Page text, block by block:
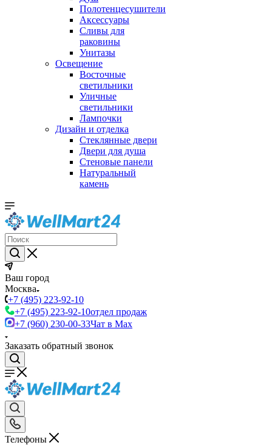
Полотенцесушители
Аксессуары
Сливы для
раковины
Унитазы
Освещение
Восточные
светильники
Уличные
светильники
Лампочки
Дизайн и отделка
Стеклянные двери
Двери для душа
Стеновые панели
Натуральный
камень
Ваш город
Москва
+7 (495) 223-92-10
+7 (495) 223-92-10отдел продаж
+7 (960) 230-00-33Чат в Max
Заказать обратный звонок
Телефоны